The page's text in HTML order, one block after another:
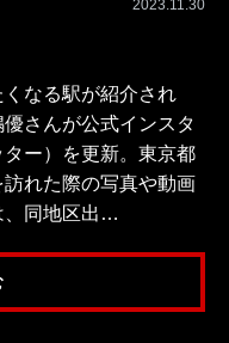
2023.11.30
なる駅が紹介され
さんが公式インスタ
ー）を更新。東京都
れた際の写真や動画
、同地区出…